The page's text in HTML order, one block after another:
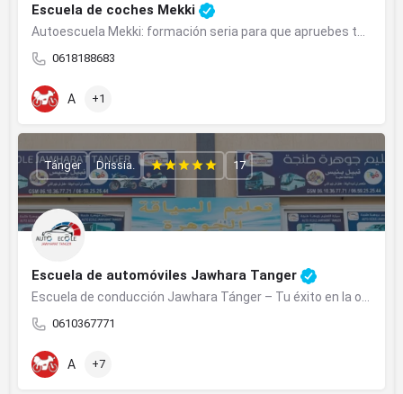
Escuela de coches Mekki
0618188683
A +1
Escuela de automóviles Jawhara Tanger
0610367771
Tánger Drissia. 17
A +7